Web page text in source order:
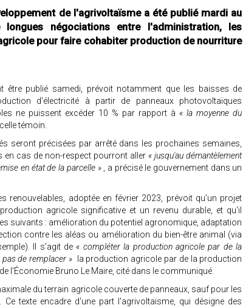
de l'agrivoltaïsme a été publié mardi au
négociations entre l'administration, les
pour faire cohabiter production de nourriture
être publié samedi, prévoit notamment que les baisses de
d'électricité à partir de panneaux photovoltaïques
ne puissent excéder 10 % par rapport à « la moyenne du
témoin.
seront précisées par arrêté dans les prochaines semaines,
cas de non-respect pourront aller « jusqu'au démantèlement
en état de la parcelle »
, a précisé le gouvernement dans un
renouvelables, adoptée en février 2023, prévoit qu'un projet
agricole significative et un revenu durable, et qu'il
suivants : amélioration du potentiel agronomique, adaptation
contre les aléas ou amélioration du bien-être animal (via
Il s'agit de « compléter la production agricole par de la
pas de remplacer »
la production agricole par de la production
l'Économie Bruno Le Maire, cité dans le communiqué.
du terrain agricole couverte de panneaux, sauf pour les
texte encadre d'une part l'agrivoltaïsme, qui désigne des